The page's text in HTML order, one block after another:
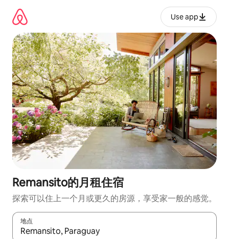
Use app
Remansito的月租住宿
探索可以住上一个月或更久的房源，享受家一般的感觉。
地点
如有搜索结果，请使用上下方向键查看，或通过点击或滑动手势